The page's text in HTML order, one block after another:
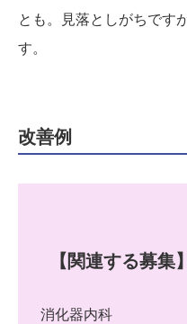
とも。見落としがちです
す。
改善例
【関連する募集】
消化器内科